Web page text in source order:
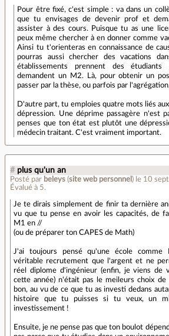
Pour être fixé, c'est simple : va dans un
que tu envisages de devenir prof et
assister à des cours. Puisque tu as une
peux même chercher à en donner comme
Ainsi tu t'orienteras en connaissance de
pourras aussi chercher des vacations
établissements prennent des
demandent un M2. Là, pour obtenir un
passer par la thèse, ou parfois par l'agrégation.
D'autre part, tu emploies quatre mots liés
dépression. Une déprime passagère n'est
penses que ton état est plutôt une
médecin traitant. C'est vraiment important.
# plus qu'un an
Posté par beleys (site web personnel ) le 10
Évalué à 5.
Je te dirais simplement de finir ta dernière
vu que tu pense en avoir les capacités, de
M1 en //
(ou de préparer ton CAPES de Math)
J'ai toujours pensé qu'une école comme
véritable recrutement que l'argent et ne
réel diplome d'ingénieur (enfin, je viens de
cette année) n'était pas le meileurs choix
bon, au vu de ce que tu as investi dedans
histoire que tu puisses si tu veux, un
investissement !
Ensuite, je ne pense pas que ton boulot